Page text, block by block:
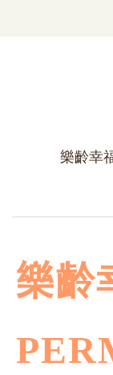
樂齡幸
樂齡